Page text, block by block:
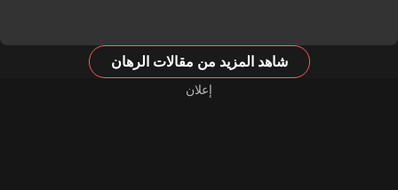
شاهد المزيد من مقالات الرهان